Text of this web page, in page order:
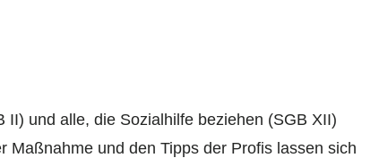
und alle, die Sozialhilfe beziehen (SGB XII)
Maßnahme und den Tipps der Profis lassen sich